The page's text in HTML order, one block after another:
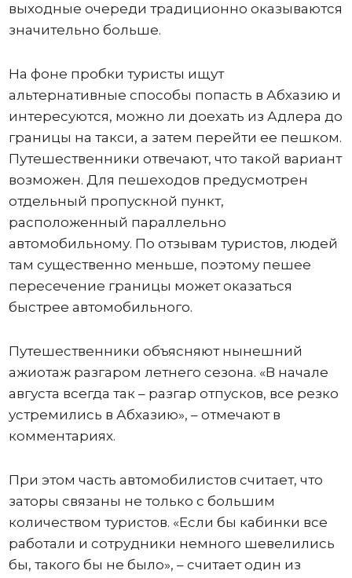
выходные очереди традиционно оказываются
значительно больше.
На фоне пробки туристы ищут
альтернативные способы попасть в Абхазию и
интересуются, можно ли доехать из Адлера до
границы на такси, а затем перейти ее пешком.
Путешественники отвечают, что такой вариант
возможен. Для пешеходов предусмотрен
отдельный пропускной пункт,
расположенный параллельно
автомобильному. По отзывам туристов, людей
там существенно меньше, поэтому пешее
пересечение границы может оказаться
быстрее автомобильного.
Путешественники объясняют нынешний
ажиотаж разгаром летнего сезона. «В начале
августа всегда так – разгар отпусков, все резко
устремились в Абхазию», – отмечают в
комментариях.
При этом часть автомобилистов считает, что
заторы связаны не только с большим
количеством туристов. «Если бы кабинки все
работали и сотрудники немного шевелились
бы, такого бы не было», – считает один из